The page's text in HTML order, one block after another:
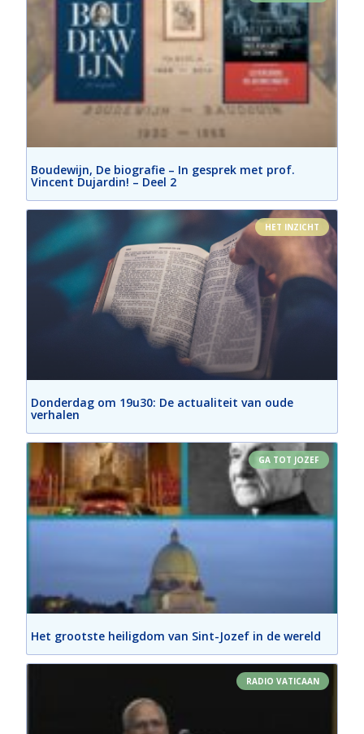
Boudewijn, De biografie – In gesprek met prof.
Vincent Dujardin! – Deel 2
HET INZICHT
Donderdag om 19u30: De actualiteit van oude
verhalen
GA TOT JOZEF
Het grootste heiligdom van Sint-Jozef in de wereld
RADIO VATICAAN